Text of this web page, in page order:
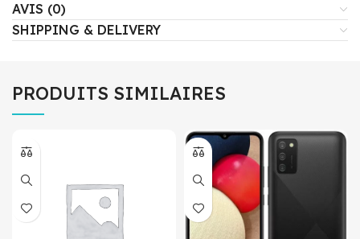
AVIS (0)
SHIPPING & DELIVERY
PRODUITS SIMILAIRES